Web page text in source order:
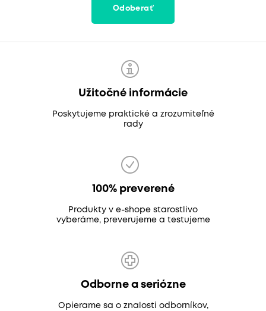
Odoberať
Užitočné informácie
Poskytujeme praktické a zrozumiteľné
rady
100% preverené
Produkty v e-shope starostlivo
vyberáme, preverujeme a testujeme
Odborne a seriózne
Opierame sa o znalosti odborníkov,